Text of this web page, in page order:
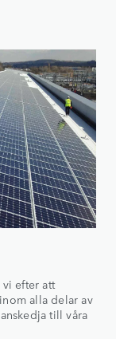
efter att
alla delar av
till våra